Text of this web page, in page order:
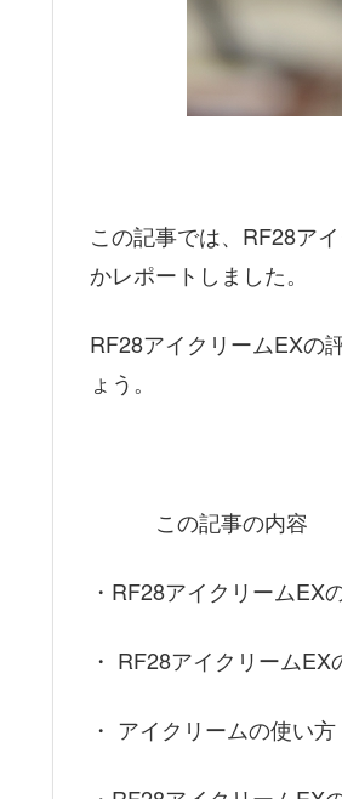
この記事では、RF28ア
かレポートしました。
RF28アイクリームEXの
ょう。
この記事の内容
・RF28アイクリームEX
・ RF28アイクリームEX
・ アイクリームの使い方